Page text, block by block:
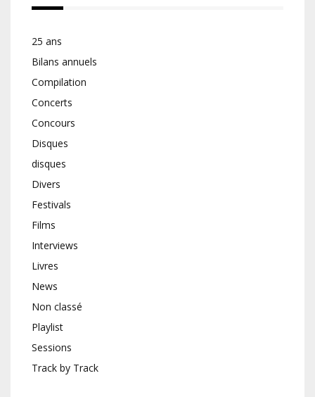
25 ans
Bilans annuels
Compilation
Concerts
Concours
Disques
disques
Divers
Festivals
Films
Interviews
Livres
News
Non classé
Playlist
Sessions
Track by Track